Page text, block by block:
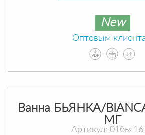
New
Оптовым
Ванна БЬЯНКА/
МГ
Артикул: